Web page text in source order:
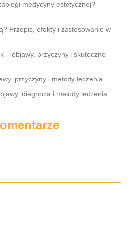
medycyny estetycznej?
Przepis, efekty i zastosowanie w
– objawy, przyczyny i skuteczne
przyczyny i metody leczenia
diagnoza i metody leczenia